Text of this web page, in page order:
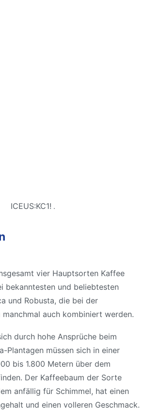
ICEUS:KC1! .
vier Hauptsorten Kaffee
bekanntesten und beliebtesten
und Robusta, die bei der
auch kombiniert werden.
durch hohe Ansprüche beim
Plantagen müssen sich in einer
bis 1.800 Metern über dem
Der Kaffeebaum der Sorte
anfällig für Schimmel, hat einen
und einen volleren Geschmack.